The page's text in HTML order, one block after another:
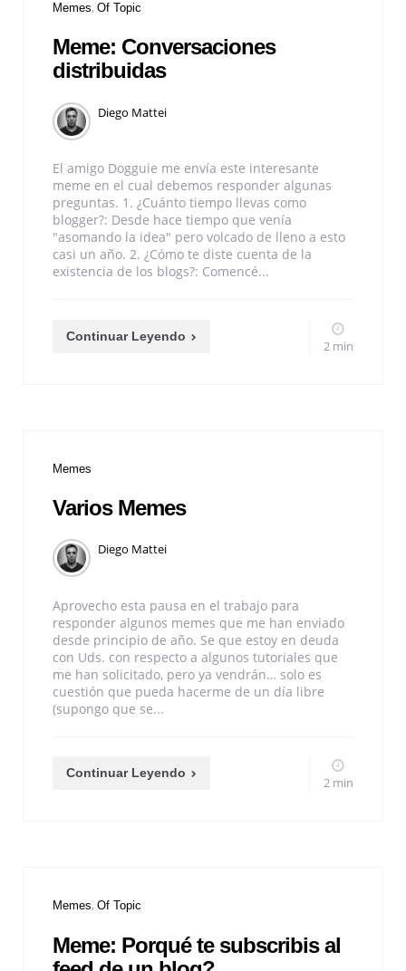
Memes Of Topic
Meme: Conversaciones
distribuidas
Diego Mattei
El amigo Dogguie me envía este interesante
meme en el cual debemos responder algunas
preguntas. 1. ¿Cuánto tiempo llevas como
blogger?: Desde hace tiempo que venía
"asomando la idea" pero volcado de lleno a esto
casi un año. 2. ¿Cómo te diste cuenta de la
existencia de los blogs?: Comencé...
Continuar Leyendo
2 min
Memes
Varios Memes
Diego Mattei
Aprovecho esta pausa en el trabajo para
responder algunos memes que me han enviado
desde principio de año. Se que estoy en deuda
con Uds. con respecto a algunos tutoriales que
me han solicitado, pero ya vendrán… solo es
cuestión que pueda hacerme de un día libre
(supongo que se...
Continuar Leyendo
2 min
Memes Of Topic
Meme: Porqué te subscribis al